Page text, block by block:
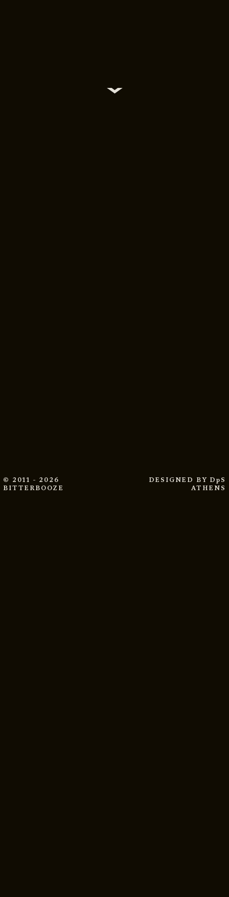
© 2011 - 2026
BITTERBOOZE
DESIGNED BY DpS
ATHENS